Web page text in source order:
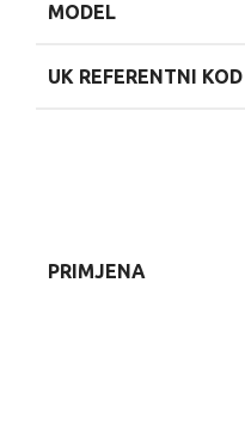
MODEL
UK REFERENTNI KOD
PRIMJENA